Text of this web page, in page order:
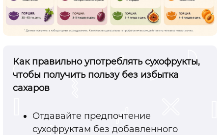
Как правильно употреблять сухофрукты,
чтобы получить пользу без избытка
сахаров
Отдавайте предпочтение
сухофруктам без добавленного